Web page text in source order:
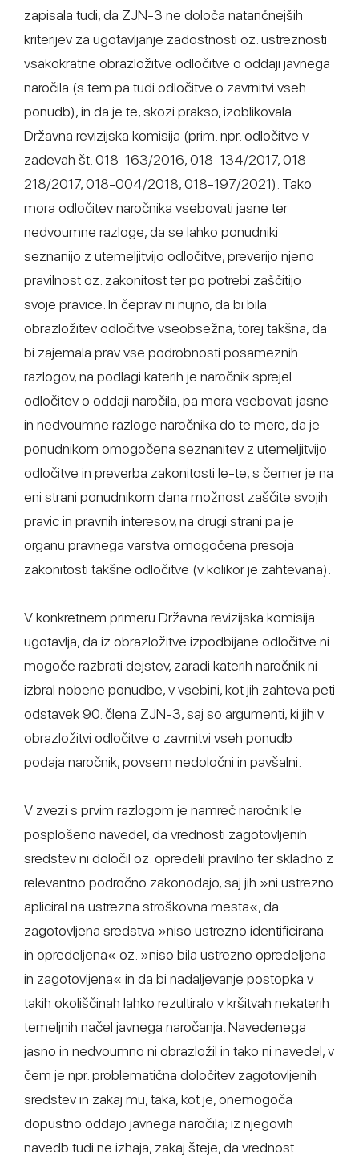
zapisala tudi, da ZJN-3 ne določa natančnejših
kriterijev za ugotavljanje zadostnosti oz. ustreznosti
vsakokratne obrazložitve odločitve o oddaji javnega
naročila (s tem pa tudi odločitve o zavrnitvi vseh
ponudb), in da je te, skozi prakso, izoblikovala
Državna revizijska komisija (prim. npr. odločitve v
zadevah št. 018-163/2016, 018-134/2017, 018-
218/2017, 018-004/2018, 018-197/2021). Tako
mora odločitev naročnika vsebovati jasne ter
nedvoumne razloge, da se lahko ponudniki
seznanijo z utemeljitvijo odločitve, preverijo njeno
pravilnost oz. zakonitost ter po potrebi zaščitijo
svoje pravice. In čeprav ni nujno, da bi bila
obrazložitev odločitve vseobsežna, torej takšna, da
bi zajemala prav vse podrobnosti posameznih
razlogov, na podlagi katerih je naročnik sprejel
odločitev o oddaji naročila, pa mora vsebovati jasne
in nedvoumne razloge naročnika do te mere, da je
ponudnikom omogočena seznanitev z utemeljitvijo
odločitve in preverba zakonitosti le-te, s čemer je na
eni strani ponudnikom dana možnost zaščite svojih
pravic in pravnih interesov, na drugi strani pa je
organu pravnega varstva omogočena presoja
zakonitosti takšne odločitve (v kolikor je zahtevana).
V konkretnem primeru Državna revizijska komisija
ugotavlja, da iz obrazložitve izpodbijane odločitve ni
mogoče razbrati dejstev, zaradi katerih naročnik ni
izbral nobene ponudbe, v vsebini, kot jih zahteva peti
odstavek 90. člena ZJN-3, saj so argumenti, ki jih v
obrazložitvi odločitve o zavrnitvi vseh ponudb
podaja naročnik, povsem nedoločni in pavšalni.
V zvezi s prvim razlogom je namreč naročnik le
posplošeno navedel, da vrednosti zagotovljenih
sredstev ni določil oz. opredelil pravilno ter skladno z
relevantno področno zakonodajo, saj jih »ni ustrezno
apliciral na ustrezna stroškovna mesta«, da
zagotovljena sredstva »niso ustrezno identificirana
in opredeljena« oz. »niso bila ustrezno opredeljena
in zagotovljena« in da bi nadaljevanje postopka v
takih okoliščinah lahko rezultiralo v kršitvah nekaterih
temeljnih načel javnega naročanja. Navedenega
jasno in nedvoumno ni obrazložil in tako ni navedel, v
čem je npr. problematična določitev zagotovljenih
sredstev in zakaj mu, taka, kot je, onemogoča
dopustno oddajo javnega naročila; iz njegovih
navedb tudi ne izhaja, zakaj šteje, da vrednost